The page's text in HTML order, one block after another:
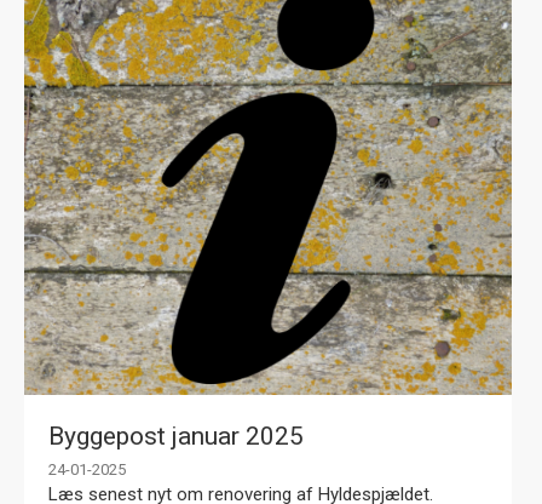
Byggepost januar 2025
24-01-2025
Læs senest nyt om renovering af Hyldespjældet.